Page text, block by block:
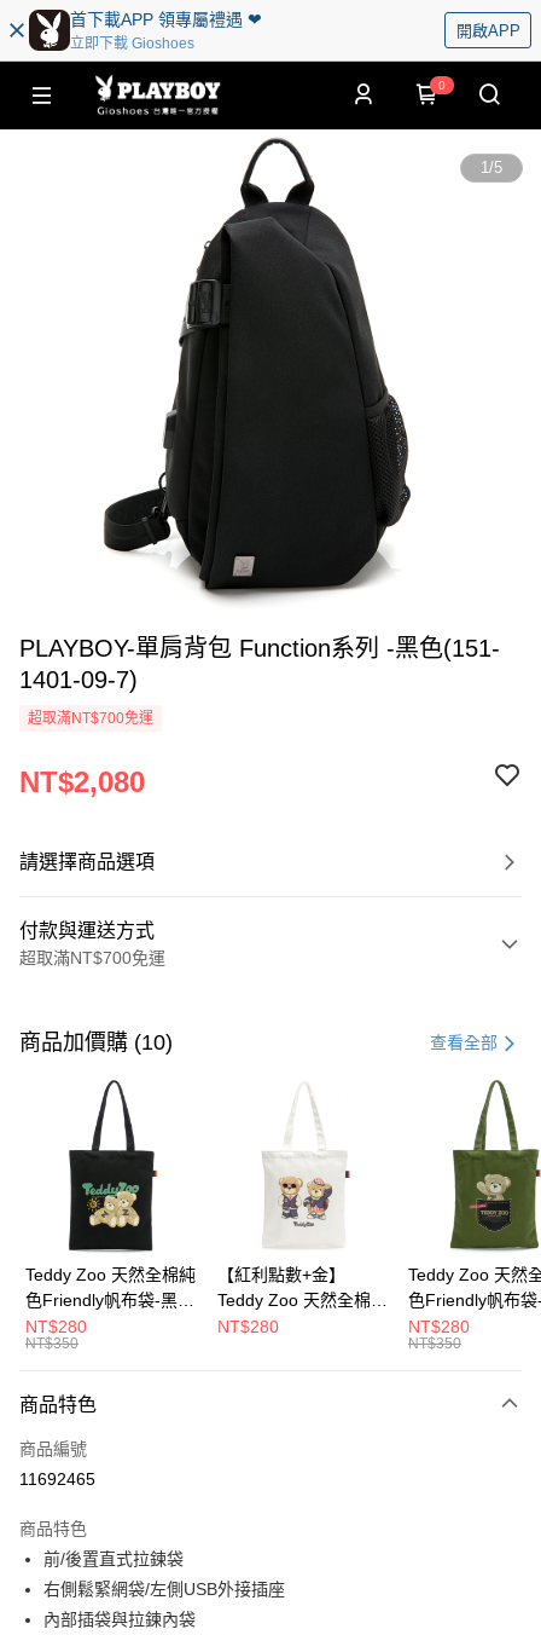
首下載APP 領專屬禮遇 ❤︎
立即下載 Gioshoes
開啟APP
0
1/5
PLAYBOY-單肩背包 Function系列 -黑色(151-
1401-09-7)
超取滿NT$700免運
NT$2,080
請選擇商品選項
付款與運送方式
超取滿NT$700免運
信用卡一次付款
超商取貨付款
Apple Pay
街口支付
大哥付你分期
相關說明
2.付款方式選擇「大哥付你分期」，訂單成立後會自動跳轉到大哥付的交易
成交易。
3.實際核准額度、可分期數及費用金額請依後續交易確認頁面所載為準。
消。如遇「轉專審核」未通過狀況，表示未達大哥付你分期系統評分，恕無
法說明評估內容。
【繳款方式說明】
1.分期款項不併入電信帳單，「大哥付你分期」於每月結算日後寄送繳費提
2.透過簡訊連結打開帳單後，可選擇「超商條碼／台灣大直營門市／銀行轉
運送方式
全家取貨付款
付款後全家取貨
每筆NT$100，滿NT$700(含以上)免運費
商品加價購 (10) 查看全部
Teddy Zoo 天然全棉純
色Friendly帆布袋-黑色
(TZB107)
NT$280
NT$350
【紅利點數+金】
Teddy Zoo 天然全棉純
色Friendly帆布袋-白色
NT$280
Teddy Zoo 天然
色Friendly帆布袋
色(TZB107)
NT$280
NT$350
商品特色
商品編號
11692465
商品特色
前/後置直式拉鍊袋
右側鬆緊網袋/左側USB外接插座
內部插袋與拉鍊內袋